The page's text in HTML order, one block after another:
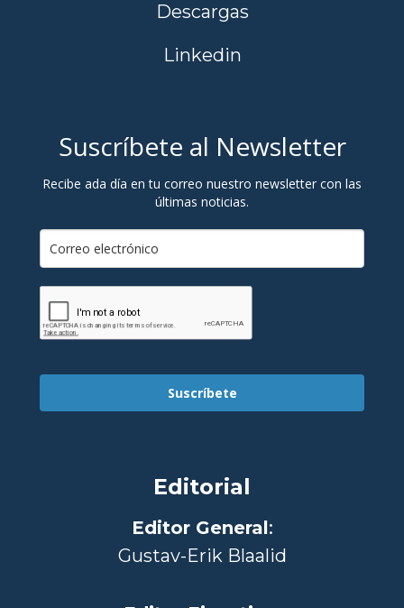
Descargas
Linkedin
Suscríbete al Newsletter
Recibe ada día en tu correo nuestro newsletter con las
últimas noticias.
Suscríbete
Editorial
Editor General:
Gustav-Erik Blaalid